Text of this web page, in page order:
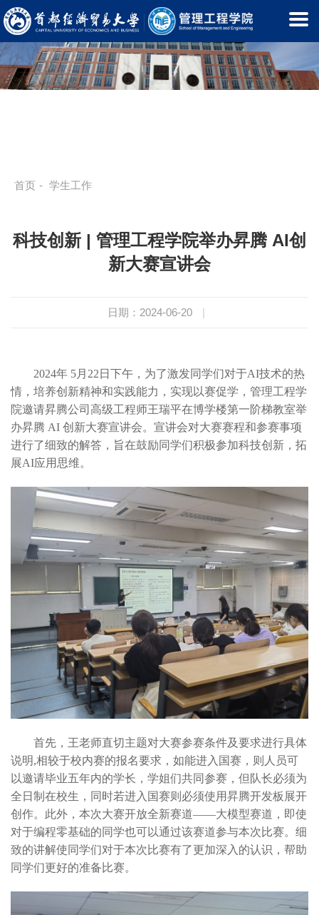
首页 - 学生工作
科技创新 | 管理工程学院举办昇腾 AI创
新大赛宣讲会
日期：2024-06-20 |
2024年 5月22日下午，为了激发同学们对于AI技术的热
情，培养创新精神和实践能力，实现以赛促学，管理工程学
院邀请昇腾公司高级工程师王瑞平在博学楼第一阶梯教室举
办昇腾 AI 创新大赛宣讲会。宣讲会对大赛赛程和参赛事项
进行了细致的解答，旨在鼓励同学们积极参加科技创新，拓
展AI应用思维。
首先，王老师直切主题对大赛参赛条件及要求进行具体
说明,相较于校内赛的报名要求，如能进入国赛，则人员可
以邀请毕业五年内的学长，学姐们共同参赛，但队长必须为
全日制在校生，同时若进入国赛则必须使用昇腾开发板展开
创作。此外，本次大赛开放全新赛道——大模型赛道，即使
对于编程零基础的同学也可以通过该赛道参与本次比赛。细
致的讲解使同学们对于本次比赛有了更加深入的认识，帮助
同学们更好的准备比赛。